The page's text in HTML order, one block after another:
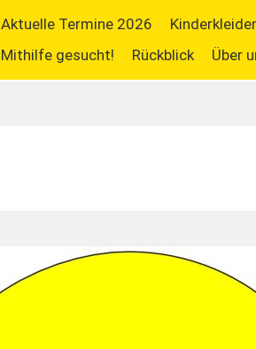
Aktuelle Termine 2026
Mithilfe gesucht!
Rückblick Über